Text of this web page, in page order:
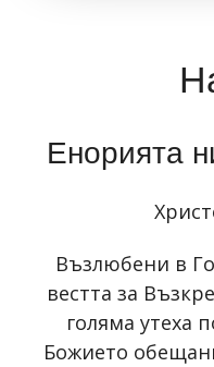
Енорията
Възлюбени в
вестта за
голяма утеха
Божието